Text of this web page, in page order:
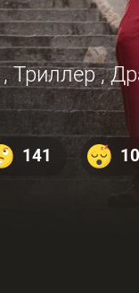
,Триллер ,
141